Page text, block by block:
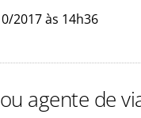
2017 às 14h36
agente de